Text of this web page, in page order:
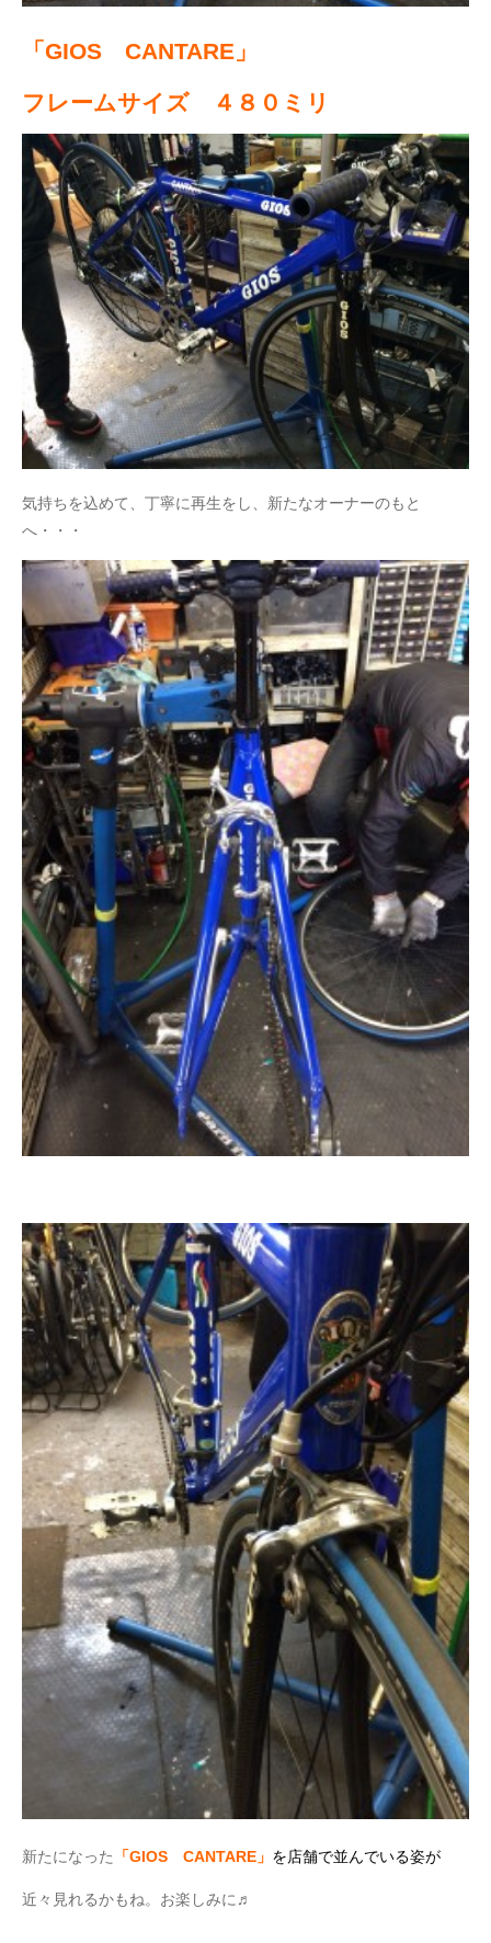
「GIOS CANTARE」
フレームサイズ ４８０ミリ
気持ちを込めて、丁寧に再生をし、新たなオーナーのもと
へ・・・
新たになった 「GIOS CANTARE」 を店舗で並んでいる姿が
近々見れるかもね。お楽しみに♬